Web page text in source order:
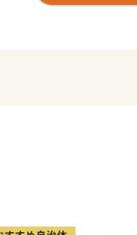
夕張市は、財政再建一辺